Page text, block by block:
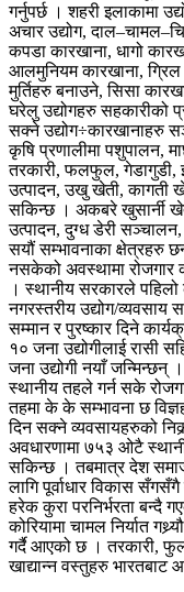
गर्नुपर्छ । शहरी इलाकामा
अचार उद्योग,
कपडा कारखाना, धागो
आलमुनियम कारखाना, ग्रिल
मुर्तिहरु बनाउने, सिसा
घरेलु उद्योगहरु सहकारीको
सक्ने उद्योग÷कारखानाहरु
कृषि प्रणालीमा पशुपालन,
तरकारी, फलफुल, गेडागुडी,
उत्पादन, उखु खेती, कागती
सकिन्छ । अकबरे खुसार्नी
उत्पादन, दुग्ध डेरी
सयौं सम्भावनाका क्षेत्रहरु
नसकेको अवस्थामा रोजगार
। स्थानीय सरकारले पहिलो
नगरस्तरीय उद्योग/व्यवसाय
सम्मान र पुरष्कार दिने
१० जना उद्योगीलाई रासी
जना उद्योगी नयाँ जन्मिन्छन्
स्थानीय तहले गर्न सके
तहमा के के सम्भावना छ
दिन सक्ने व्यवसायहरुको
अवधारणामा ७५३ ओटै
सकिन्छ । तबमात्र देश
लागि पूर्वाधार विकास
हरेक कुरा परनिर्भरता बन्दै
कोरियामा चामल निर्यात
गर्दै आएको छ । तरकारी,
खाद्यान्न वस्तुहरु